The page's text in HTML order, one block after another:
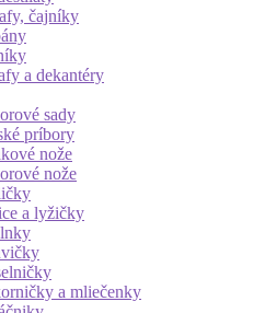
čajníky
a dekantéry
sady
príbory
nože
nože
a lyžičky
a mliečenky